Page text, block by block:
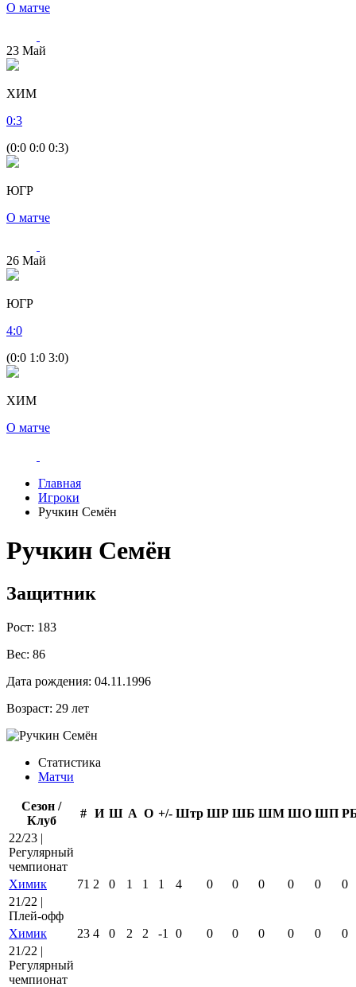
О матче
23 Май
ХИМ
0:3
(0:0 0:0 0:3)
ЮГР
О матче
26 Май
ЮГР
4:0
(0:0 1:0 3:0)
ХИМ
О матче
Главная
Игроки
Ручкин Семён
Ручкин Семён
Защитник
Рост: 183
Вес: 86
Дата рождения: 04.11.1996
Возраст: 29 лет
Статистика
Матчи
Сезон /
Клуб
# И Ш А О +/- Штр ШР ШБ ШМ ШО ШП
22/23 |
Регулярный
чемпионат
Химик
71 2 0 1 1 1 4 0 0 0 0 0
0
21/22 |
Плей-офф
Химик
23 4 0 2 2 -1 0 0 0 0 0 0
0
21/22 |
Регулярный
чемпионат